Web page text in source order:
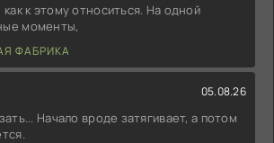
к этому относиться. На одной
моменты,
ФАБРИКА
05.08.26
Начало вроде затягивает, а потом